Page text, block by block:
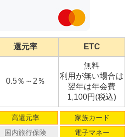
還元率 ETC
0.5％～2％
無料
利用が無い場合は
翌年は年会費
1,100円(税込)
高還元率
家族カード
国内旅行保険 電子マネー